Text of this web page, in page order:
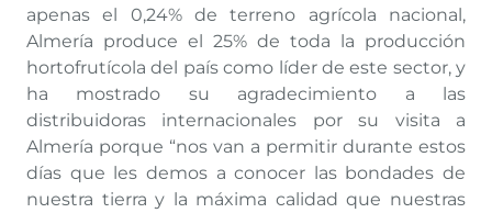
apenas el 0,24% de terreno agrícola nacional,
Almería produce el 25% de toda la producción
hortofrutícola del país como líder de este sector, y
ha mostrado su agradecimiento a las
distribuidoras internacionales por su visita a
Almería porque “nos van a permitir durante estos
días que les demos a conocer las bondades de
nuestra tierra y la máxima calidad que nuestras